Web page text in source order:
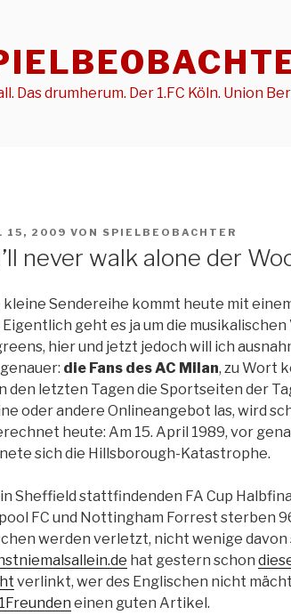
Das drumherum. Der 1.FC Köln. Union
15, 2009 VON SPIELBEOBACHTER
never walk alone der
kleine Sendereihe kommt heute mit
Eigentlich geht es ja um die
hier und jetzt jedoch will ich
genauer: die Fans des AC Milan, zu Wort
den letzten Tagen die Sportseiten der
oder andere Onlineangebot las, wird
heute: Am 15. April 1989, vor
sich die Hillsborough-Katastrophe.
in Sheffield stattfindenden FA Cup
FC und Nottingham Forrest sterben
werden verletzt, nicht wenige davon
hat gestern schon
verlinkt, wer des Englischen nicht
einen guten Artikel.